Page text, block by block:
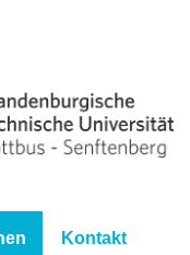
Kontakt